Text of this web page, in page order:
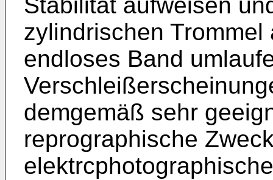
Stabilität aufweisen
zylindrischen
endloses Band
demgemäß sehr
reprographische